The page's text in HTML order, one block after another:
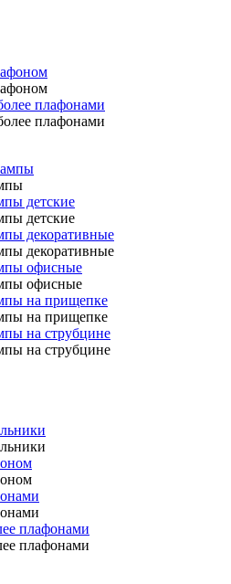
плафонами
плафонами
детские
детские
декоративные
декоративные
офисные
офисные
на прищепке
на прищепке
на струбцине
на струбцине
плафонами
плафонами